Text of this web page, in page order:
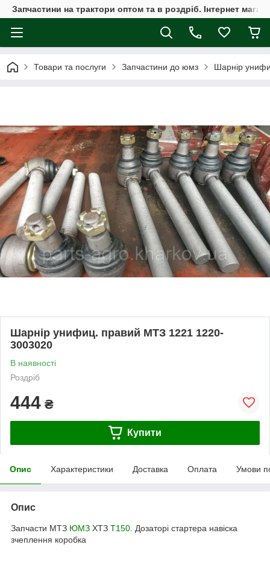
Запчастини на трактори оптом та в роздріб. Інтернет
Товари та послуги Запчастини до юмз Шарнір
Шарнір унифиц. правий МТЗ 1221 1220-
3003020
В наявності
Роздріб
444 ₴
Купити
Опис Характеристики Доставка Оплата Умови
Опис
Запчасти МТЗ ЮМЗ ХТЗ Т150 . Дозаторі стартера навіска
зчеплення коробка